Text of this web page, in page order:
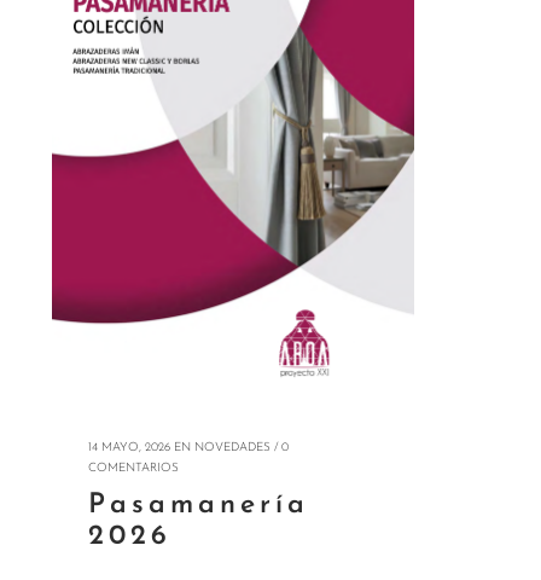
14 MAYO, 2026EN NOVEDADES / 0
COMENTARIOS
Pasamanería
2026